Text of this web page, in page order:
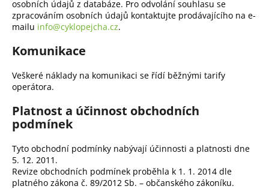
osobních údajů z databáze. Pro odvolání souhlasu se
zpracováním osobních údajů kontaktujte prodávajícího na e-
mailu info@cyklopejcha.cz.
Komunikace
Veškeré náklady na komunikaci se řídí běžnými tarify
operátora.
Platnost a účinnost obchodních
podmínek
Tyto obchodní podmínky nabývají účinnosti a platnosti dne
5. 12. 2011.
Revize obchodních podmínek proběhla k 1. 1. 2014 dle
platného zákona č. 89/2012 Sb. – občanského zákoníku.